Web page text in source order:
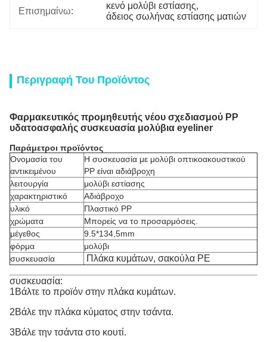
Επισημαίνω:
κενό μολύβι εστίασης,
άδειος σωλήνας εστίασης ματιών
Περιγραφή Του Προϊόντος
Φαρμακευτικός προμηθευτής νέου σχεδιασμού PP
υδατοασφαλής συσκευασία μολύβια eyeliner
Παράμετροι προϊόντος
Ονομασία του
αντικειμένου
Η συσκευασία με μολύβι οπτικοακουστικού
PP είναι αδιάβροχη
λειτουργία
μολύβι εστίασης
χαρακτηριστικό
Αδιάβροχο
υλικό
Πλαστικό PP
χρώματα
Μπορείς να το προσαρμόσεις.
μέγεθος
9.5*134,5mm
φόρμα
μολύβι
συσκευασία
Πλάκα κυμάτων, σακούλα PE
συσκευασία:
1Βάλτε το προϊόν στην πλάκα κυμάτων.
2Βάλε την πλάκα κύματος στην τσάντα.
3Βάλε την τσάντα στο κουτί.